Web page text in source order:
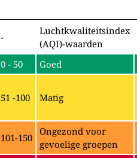
-
Luchtkwaliteitsindex
(AQI)-waarden
0 - 50 Goed
51 -100 Matig
101-150
Ongezond voor
gevoelige groepen